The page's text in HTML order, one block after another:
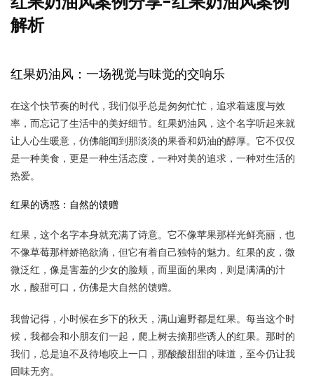
解析
红果奶油风：一场视觉与味觉的交响乐
在这个快节奏的时代，我们似乎总是匆匆忙忙，追求着速度与效
率，而忘记了生活中的美好细节。红果奶油风，这个名字听起来就
让人心生暖意，仿佛能闻到那淡淡的果香和奶油的醇厚。它不仅仅
是一种美食，更是一种生活态度，一种对美的追求，一种对生活的
热爱。
红果的诱惑：自然的馈赠
红果，这个名字本身就充满了诗意。它不像苹果那样光鲜亮丽，也
不像草莓那样娇艳欲滴，但它有着自己独特的魅力。红果的皮，微
微泛红，像是害羞的少女的脸颊，而里面的果肉，则是满满的汁
水，酸甜可口，仿佛是大自然的馈赠。
我曾记得，小时候在乡下的秋天，满山遍野都是红果。每当这个时
候，我都会和小朋友们一起，爬上树去摘那些诱人的红果。那时的
我们，总是迫不及待地咬上一口，那酸酸甜甜的味道，至今仍让我
回味无穷。